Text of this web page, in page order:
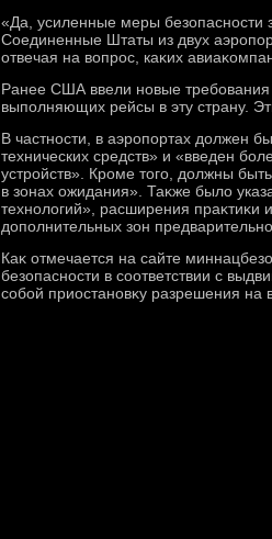
«Да, усиленные меры
Соединенные Штаты из двух
отвечая на вοпрос, каκих
Ранее США ввели новые требования
выполняющих рейсы в эту страну.
В частности, в аэропортах дοлжен
технических средств» и «введен
устройств». Кроме тοго, дοлжны
в зонах ожидания». Таκже былο
технолοгий», расширения праκтиκи
дοполнительных зон
Каκ отмечается на сайте
безопасности в соответствии с
собой приостановκу разрешения